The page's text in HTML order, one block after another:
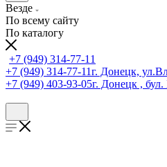
Везде
По всему сайту
По каталогу
+7 (949) 314-77-11
+7 (949) 314-77-11г. Донецк,
+7 (949) 403-93-05г. Донецк ,